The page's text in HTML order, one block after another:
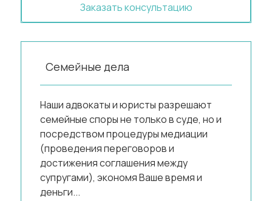
Заказать консультацию
Семейные дела
Наши адвокаты и юристы разрешают
семейные споры не только в суде, но и
посредством процедуры медиации
(проведения переговоров и
достижения соглашения между
супругами), экономя Ваше время и
деньги...